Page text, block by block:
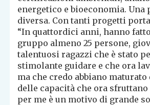
energetico e bioeconomia. Una
diversa. Con tanti progetti
“In quattordici anni, hanno
gruppo almeno 25 persone,
talentuosi ragazzi che è stato
stimolante guidare e che ora
ma che credo abbiano
delle capacità che ora sfruttano
per me è un motivo di grande